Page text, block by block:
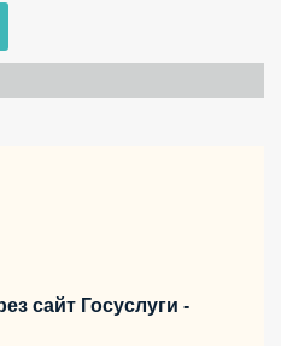
сайт Госуслуги -